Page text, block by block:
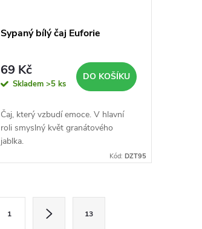
Sypaný bílý čaj Euforie
69 Kč
Skladem >5 ks
DO KOŠÍKU
Čaj, který vzbudí emoce. V hlavní
roli smyslný květ granátového
jablka.
Kód: DZT95
1 13